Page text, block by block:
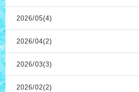
2026/05(4)
2026/04(2)
2026/03(3)
2026/02(2)